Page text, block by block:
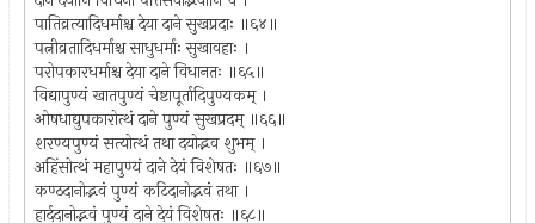
पातिव्रत्यादिधर्माश्च देया दाने सुखप्रदाः ॥६४॥
पत्नीव्रतादिधर्माश्च साधुधर्माः सुखावहाः ।
परोपकारधर्माश्च देया दाने विधानतः ॥६५॥
विद्यापुण्यं खातपुण्यं चेष्टापूर्तादिपुण्यकम् ।
ओषधाद्युपकारोत्थं दाने पुण्यं सुखप्रदम् ॥६६॥
शरण्यपुण्यं सत्योत्थं तथा दयोद्भव शुभम् ।
अहिंसोत्थं महापुण्यं दाने देयं विशेषतः ॥६७॥
कण्ठदानोद्भवं पुण्यं कटिदानोद्भवं तथा ।
हार्ददानोद्भवं पुण्यं दाने देयं विशेषतः ॥६८॥